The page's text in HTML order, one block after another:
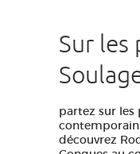
Sur les
partez sur les
contemporain
découvrez